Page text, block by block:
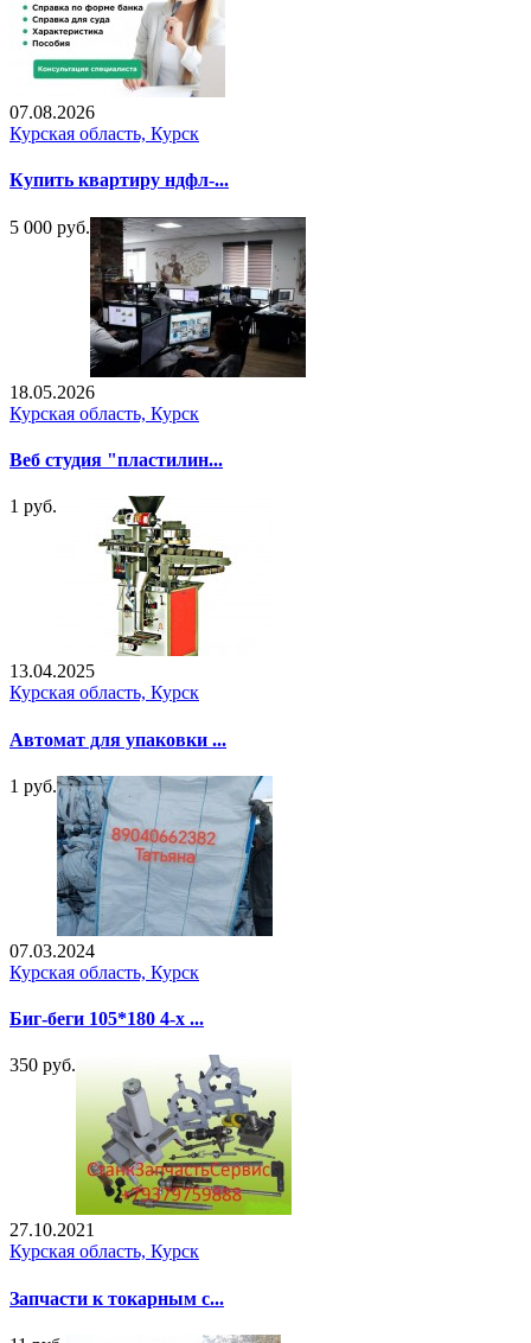
07.08.2026
Курская область, Курск
Купить квартиру ндфл-...
5 000 руб.
18.05.2026
Курская область, Курск
Веб студия "пластилин...
1 руб.
13.04.2025
Курская область, Курск
Автомат для упаковки ...
1 руб.
07.03.2024
Курская область, Курск
Биг-беги 105*180 4-х ...
350 руб.
27.10.2021
Курская область, Курск
Запчасти к токарным с...